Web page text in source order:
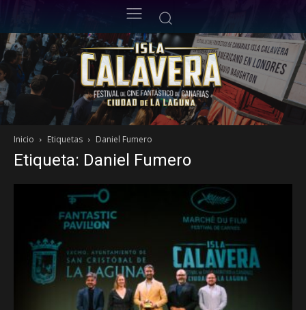
Inicio Etiquetas Daniel Fumero
Etiqueta: Daniel Fumero